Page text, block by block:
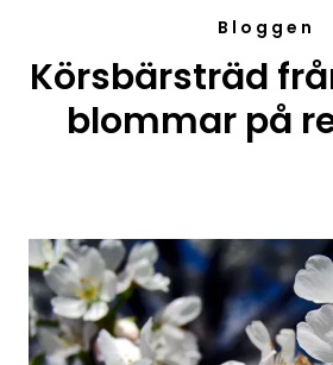
Bloggen
Körsbärsträd
blommar på